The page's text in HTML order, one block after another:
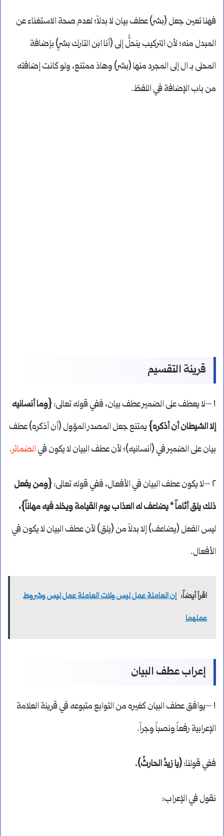
فهنا تعين جعل (بشر) عطف بيان لا بدلاً؛ لعدم صحة الاستغناء عن
المبدل منه؛ لأن التركيب ينحلُّ إلى (أنا ابن التارك بشرٍ) بإضافة
المحلى بـ ال إلى المجرد منها (بشر) وهاذ ممتنع، ولو كانت إضافته
من باب الإضافة في اللفظ.
قرينة التقسيم
١ –لا يعطف على الضمير عطف بيان، ففي قوله تعالى:
{وما أنسانيه
إلا الشيطان أن أذكره} يمتنع جعل المصدر المؤول (أن أذكره) عطف
بيان على الضمير في (أنسانيه)؛ لأن عطف البيان لا يكون في الضمائر.
٢ –لا يكون عطف البيان في الأفعال، ففي قوله تعالى:
{ومن يفعل
ذلك يلق أثاماً * يضاعف له العذاب يوم القيامة ويخلد فيه مهاناً}،
ليس الفعل (يضاعف) إلا بدلاً من (يلق) لأن عطف البيان لا يكون في
الأفعال.
اقرأ أيضاً: إن العاملة عمل ليس ولات العاملة عمل ليس وشروط
عملهما
إعراب عطف البيان
١ –يوافق عطف البيان كغيره من التوابع متبوعه في قرينة العلامة
الإعرابية رفعاً ونصباً وجراً.
ففي قولنا:(يا زيدُ الحارثُ).
نقول في الإعراب: